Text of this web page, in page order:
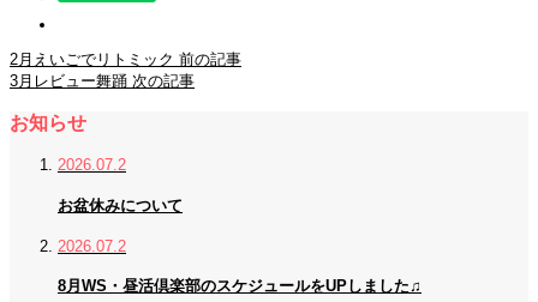
2月えいごでリトミック 前の記事
3月レビュー舞踊 次の記事
お知らせ
2026.07.2
お盆休みについて
2026.07.2
8月WS・昼活倶楽部のスケジュールをUPしました♫